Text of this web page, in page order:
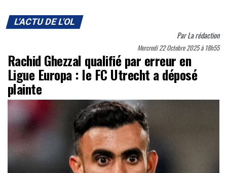
L'ACTU DE L'OL
ParLa rédaction
Mercredi 22 Octobre 2025 à 18h55
Rachid Ghezzal qualifié par erreur en
Ligue Europa : le FC Utrecht a déposé
plainte